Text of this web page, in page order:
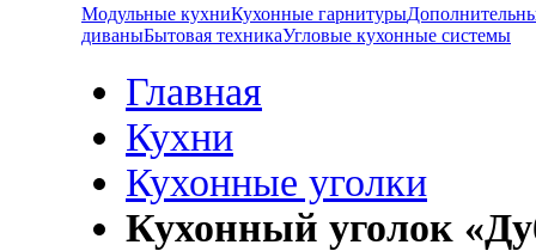
Модульные кухниКухонные гарнитуры
диваныБытовая техникаУгловые кухонные системы
Главная
Кухни
Кухонные уголки
Кухонный уголок